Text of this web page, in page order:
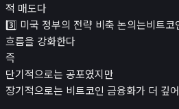
적 매도다
3️⃣ 미국 정부의 전략 비축 논의는비트
흐름을 강화한다
즉
단기적으로는 공포였지만
장기적으로는 비트코인 금융화가 더 깊